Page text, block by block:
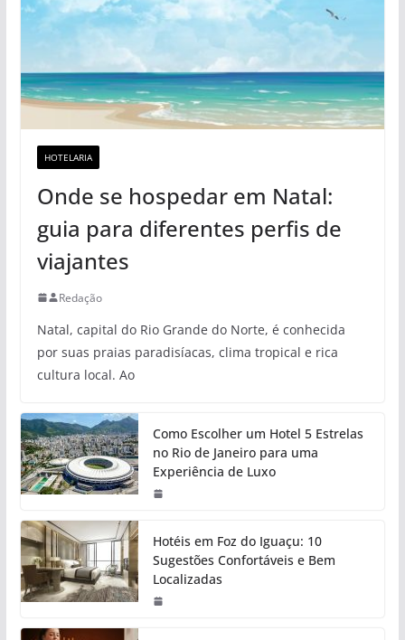
HOTELARIA
Onde se hospedar em Natal:
guia para diferentes perfis de
viajantes
Redação
Natal, capital do Rio Grande do Norte, é conhecida
por suas praias paradisíacas, clima tropical e rica
cultura local. Ao
Como Escolher um Hotel 5 Estrelas
no Rio de Janeiro para uma
Experiência de Luxo
Hotéis em Foz do Iguaçu: 10
Sugestões Confortáveis e Bem
Localizadas